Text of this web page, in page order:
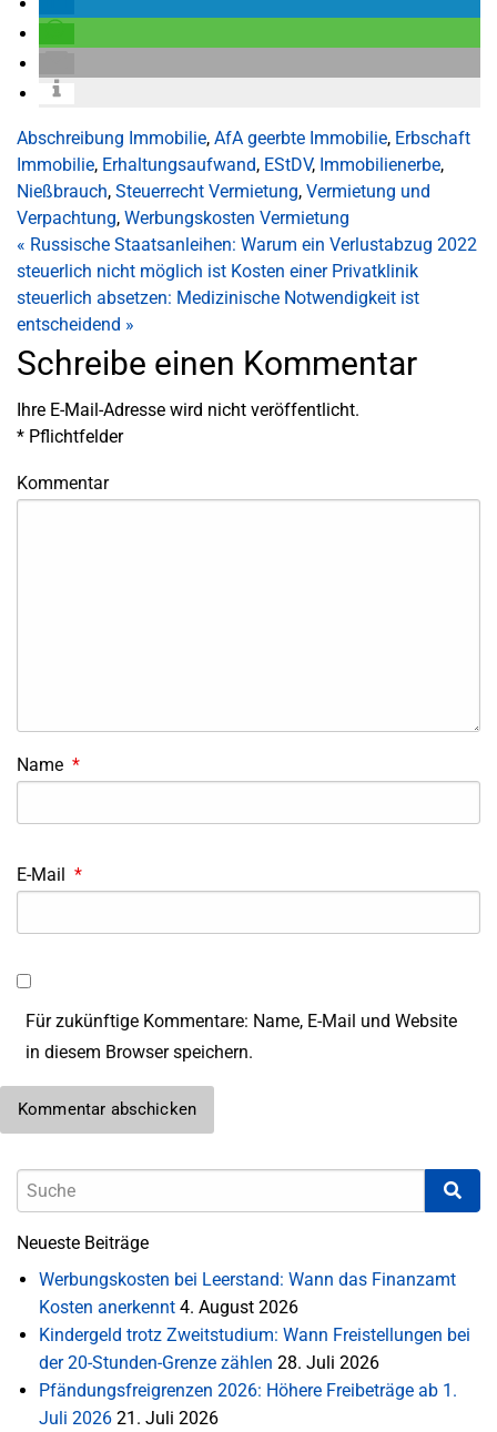
Abschreibung Immobilie, AfA geerbte Immobilie, Erbschaft
Immobilie, Erhaltungsaufwand, EStDV, Immobilienerbe,
Nießbrauch, Steuerrecht Vermietung, Vermietung und
Verpachtung, Werbungskosten Vermietung
« Russische Staatsanleihen: Warum ein Verlustabzug 2022
steuerlich nicht möglich ist Kosten einer Privatklinik
steuerlich absetzen: Medizinische Notwendigkeit ist
entscheidend »
Schreibe einen Kommentar
Ihre E-Mail-Adresse wird nicht veröffentlicht.
* Pflichtfelder
Kommentar
Name *
E-Mail *
Für zukünftige Kommentare: Name, E-Mail und Website
in diesem Browser speichern.
Neueste Beiträge
Werbungskosten bei Leerstand: Wann das Finanzamt
Kosten anerkennt 4. August 2026
Kindergeld trotz Zweitstudium: Wann Freistellungen bei
der 20-Stunden-Grenze zählen 28. Juli 2026
Pfändungsfreigrenzen 2026: Höhere Freibeträge ab 1.
Juli 2026 21. Juli 2026